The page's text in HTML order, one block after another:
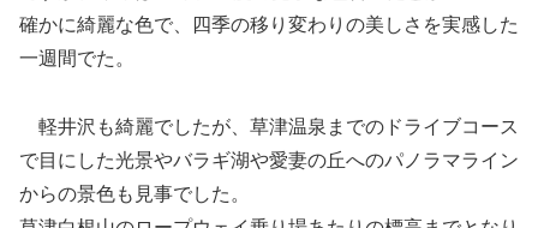
確かに綺麗な色で、四季の移り変わりの美しさを実感した
一週間でた。
軽井沢も綺麗でしたが、草津温泉までのドライブコース
で目にした光景やバラギ湖や愛妻の丘へのパノラマライン
からの景色も見事でした。